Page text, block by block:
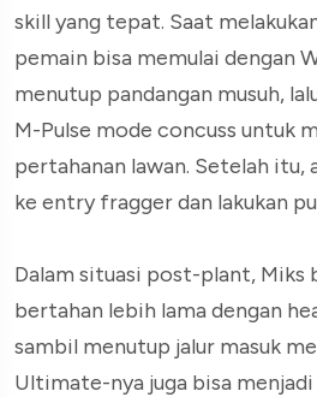
skill yang tepat. Saat
pemain bisa memulai dengan
menutup pandangan musuh,
M-Pulse mode concuss untuk
pertahanan lawan. Setelah
ke entry fragger dan lakukan
Dalam situasi post-plant, Miks
bertahan lebih lama dengan
sambil menutup jalur masuk
Ultimate-nya juga bisa